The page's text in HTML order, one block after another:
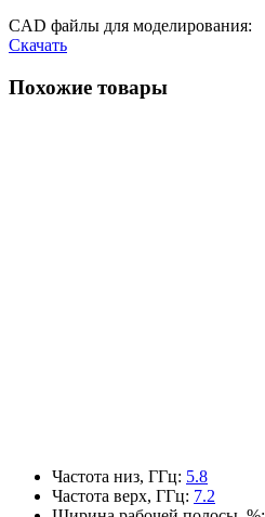
CAD файлы для моделирования:
Скачать
Похожие товары
Частота низ, ГГц: 5.8
Частота верх, ГГц: 7.2